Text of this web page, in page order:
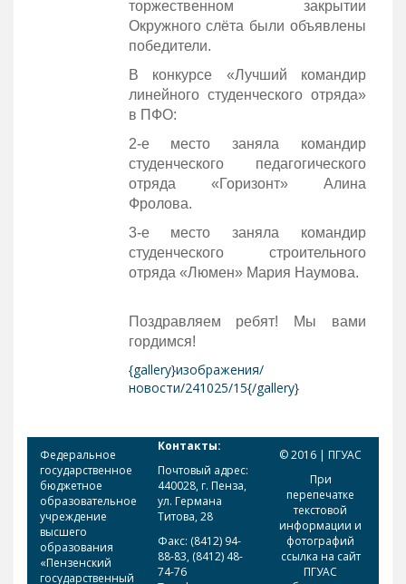
торжественном закрытии
Окружного слёта были объявлены
победители.
В конкурсе «Лучший командир
линейного студенческого отряда»
в ПФО:
2-е место заняла командир
студенческого педагогического
отряда «Горизонт» Алина
Фролова.
3-е место заняла командир
студенческого строительного
отряда «Люмен» Мария Наумова.
Поздравляем ребят! Мы вами
гордимся!
{gallery}изображения/
новости/241025/15{/gallery}
Федеральное
государственное
бюджетное
образовательное
учреждение
высшего
образования
«Пензенский
государственный
Контакты:
Почтовый адрес:
440028, г. Пенза,
ул. Германа
Титова, 28
Факс: (8412) 94-
88-83, (8412) 48-
74-76
© 2016 | ПГУАС
При
перепечатке
текстовой
информации и
фотографий
ссылка на сайт
ПГУАС